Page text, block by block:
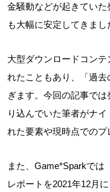
金騒動などが起きてい
も大幅に安定してきまし
大型ダウンロードコン
れたこともあり、「過
ぎます。今回の記事で
り込んでいた筆者がナ
れた要素や現時点でのプ
また、Game*Sparkでは
レポートを2021年12月